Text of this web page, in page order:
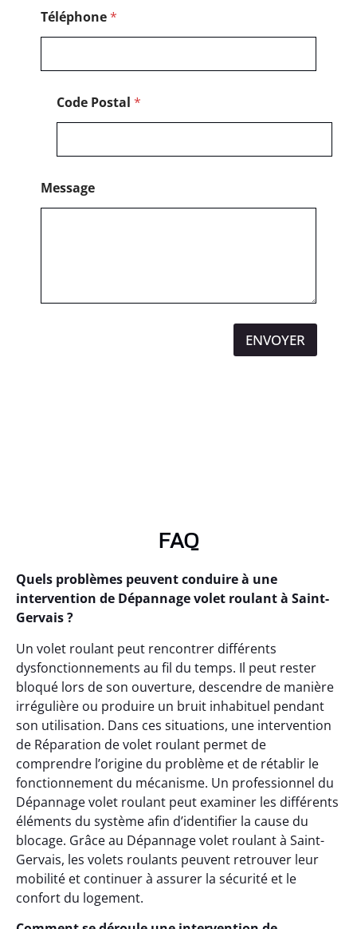
Téléphone*
Code Postal *
Message
ENVOYER
FAQ
Quels problèmes peuvent conduire à une
intervention de Dépannage volet roulant à Saint-
Gervais ?
Un volet roulant peut rencontrer différents
dysfonctionnements au fil du temps. Il peut rester
bloqué lors de son ouverture, descendre de manière
irrégulière ou produire un bruit inhabituel pendant
son utilisation. Dans ces situations, une intervention
de Réparation de volet roulant permet de
comprendre l’origine du problème et de rétablir le
fonctionnement du mécanisme. Un professionnel du
Dépannage volet roulant peut examiner les différents
éléments du système afin d’identifier la cause du
blocage. Grâce au Dépannage volet roulant à Saint-
Gervais, les volets roulants peuvent retrouver leur
mobilité et continuer à assurer la sécurité et le
confort du logement.